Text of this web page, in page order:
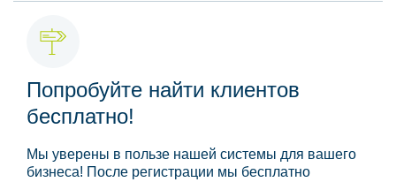
Попробуйте найти клиентов
бесплатно!
Мы уверены в пользе нашей системы для вашего
бизнеса! После регистрации мы бесплатно